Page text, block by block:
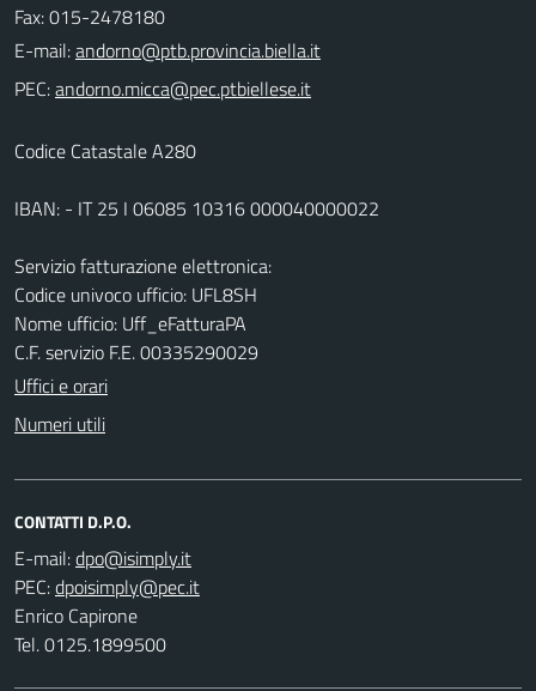
Fax: 015-2478180
E-mail:
PEC:
Codice Catastale A280
IBAN: - IT 25 I 06085 10316 000040000022
Servizio fatturazione elettronica:
Codice univoco ufficio: UFL8SH
Nome ufficio: Uff_eFatturaPA
C.F. servizio F.E. 00335290029
Uffici e orari
Numeri utili
CONTATTI D.P.O.
E-mail:
PEC:
Enrico Capirone
Tel. 0125.1899500